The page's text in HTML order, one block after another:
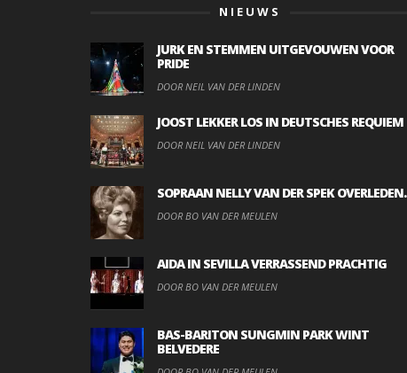
NIEUWS
JURK EN STEMMEN UITGEVOUWEN VOOR
PRIDE
DOOR NEIL VAN DER LINDEN
JOOST LEKKER LOS IN DEUTSCHES REQUIEM
DOOR NEIL VAN DER LINDEN
SOPRAAN NELLY VAN DER SPEK OVERLEDEN.
DOOR BO VAN DER MEULEN
AIDA IN SEVILLA VERRASSEND PRACHTIG
DOOR BO VAN DER MEULEN
BAS-BARITON SUNGMIN PARK WINT
BELVEDERE